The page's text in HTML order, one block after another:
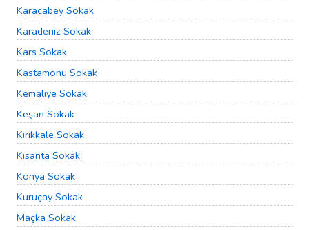
Karacabey Sokak
Karadeniz Sokak
Kars Sokak
Kastamonu Sokak
Kemaliye Sokak
Keşan Sokak
Kırıkkale Sokak
Kısanta Sokak
Konya Sokak
Kuruçay Sokak
Maçka Sokak